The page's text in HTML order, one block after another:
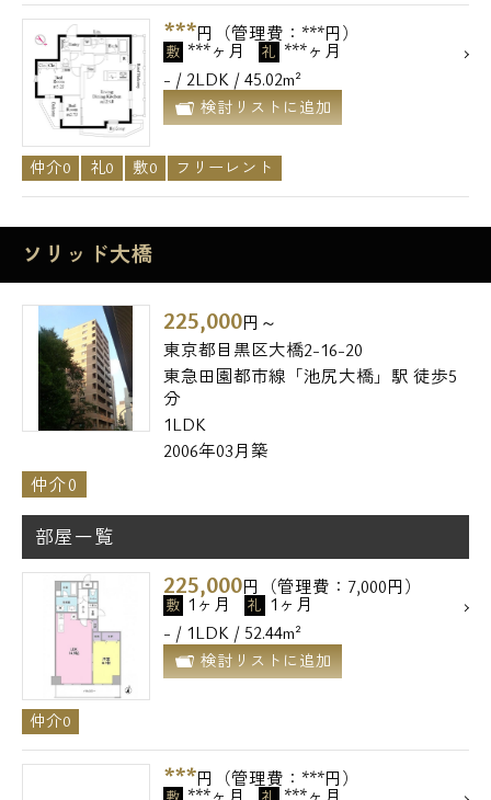
***円（管理費：***円）
敷 ***ヶ月 礼 ***ヶ月
- / 2LDK / 45.02m²
検討リストに追加
仲介0 礼0 敷0 フリーレント
ソリッド大橋
225,000円～
東京都目黒区大橋2-16-20
東急田園都市線「池尻大橋」駅 徒歩5
分
1LDK
2006年03月築
仲介0
部屋一覧
225,000円（管理費：7,000円）
敷 1ヶ月 礼 1ヶ月
- / 1LDK / 52.44m²
検討リストに追加
仲介0
***円（管理費：***円）
***ヶ月
***ヶ月